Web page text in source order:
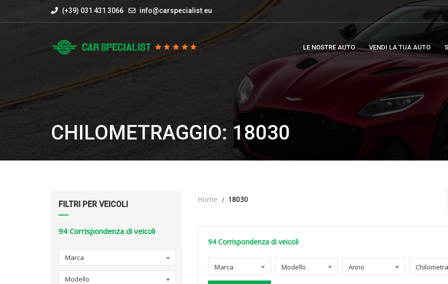
(+39) 031 431 3066 info@carspecialist.eu
LE NOSTRE AUTO VENDI LA TUA AUTO
CHILOMETRAGGIO: 18030
FILTRI PER VEICOLI
94 Corrispondenza di veicoli
Marca
Modello
Home 18030
94 Corrispondenza di veicoli
Marca Modello Anno